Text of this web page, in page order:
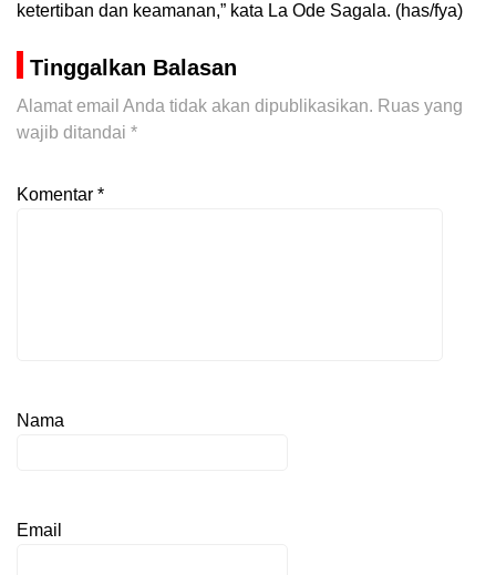
ketertiban dan keamanan,” kata La Ode Sagala. (has/fya)
Tinggalkan Balasan
Alamat email Anda tidak akan dipublikasikan. Ruas yang
wajib ditandai *
Komentar *
Nama
Email